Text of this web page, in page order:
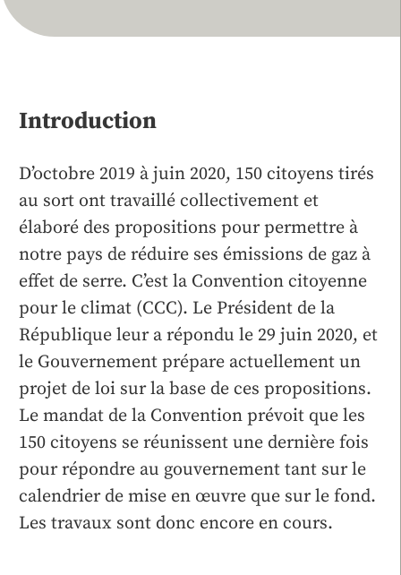
Introduction
D’octobre 2019 à juin 2020, 150 citoyens tirés
au sort ont travaillé collectivement et
élaboré des propositions pour permettre à
notre pays de réduire ses émissions de gaz à
effet de serre. C’est la Convention citoyenne
pour le climat (CCC). Le Président de la
République leur a répondu le 29 juin 2020, et
le Gouvernement prépare actuellement un
projet de loi sur la base de ces propositions.
Le mandat de la Convention prévoit que les
150 citoyens se réunissent une dernière fois
pour répondre au gouvernement tant sur le
calendrier de mise en œuvre que sur le fond.
Les travaux sont donc encore en cours.